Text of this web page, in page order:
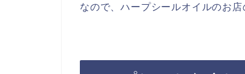
なので、ハープシールオイルのお